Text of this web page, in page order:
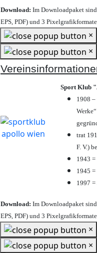
Download: Im Downloadpaket
EPS, PDF) und 3
×
×
Sport Klub
1908
trat
F. V.) be
1943
1945
1997
Download: Im Downloadpaket
EPS, PDF) und 3
×
×